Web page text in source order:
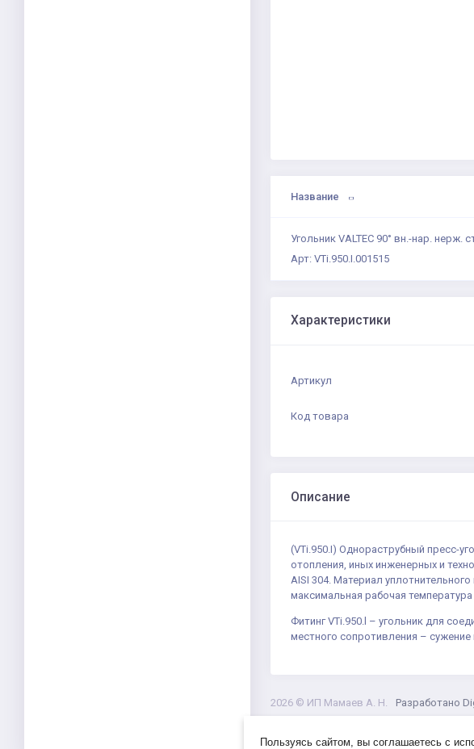
Пользуясь сайтом, вы соглашаетесь с
Название
Угольник VALTEC 90° вн.-нар. нерж.
Арт: VTi.950.I.001515
Характеристики
Артикул
Код товара
Описание
(VTi.950.I) Однораструбный пресс-
отопления, иных инженерных и
AISI 304. Материал
максимальная рабочая
Фитинг VTi.950.l – угольник для
местного сопротивления –
2026 © ИП Мамаев А. Н. Разработано